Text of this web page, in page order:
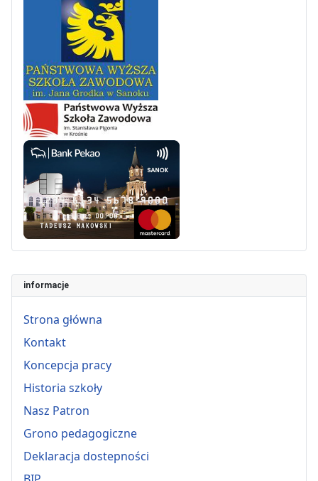
informacje
Strona główna
Kontakt
Koncepcja pracy
Historia szkoły
Nasz Patron
Grono pedagogiczne
Deklaracja dostepności